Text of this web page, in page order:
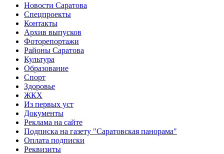
Новости Саратова
Спецпроекты
Контакты
Архив выпусков
Фоторепортажи
Районы Саратова
Культура
Образование
Спорт
Здоровье
ЖКХ
Из пеpвых уст
Документы
Реклама на сайте
Подписка на газету "Саратовская панорама"
Оплата подписки
Реквизиты